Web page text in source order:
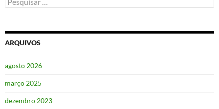
por:
ARQUIVOS
agosto 2026
março 2025
dezembro 2023